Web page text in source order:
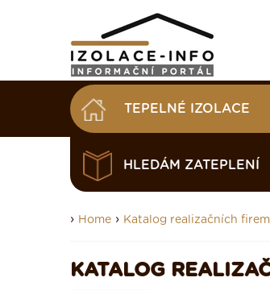
TEPELNÉ IZOLACE
HLEDÁM ZATEPLENÍ
› Home › Katalog realizačních firem
KATALOG